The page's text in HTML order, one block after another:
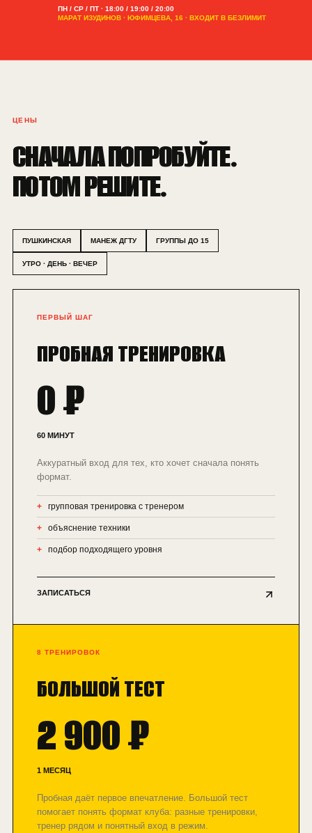
ПН / СР / ПТ · 18:00 / 19:00 / 20:00
МАРАТ ИЗУДИНОВ · ЮФИМЦЕВА, 16 · ВХОДИТ В БЕЗЛИМИТ
ЦЕНЫ
СНАЧАЛА ПОПРОБУЙТЕ.
ПОТОМ РЕШИТЕ.
ПУШКИНСКАЯ МАНЕЖ ДГТУ ГРУППЫ ДО 15
УТРО · ДЕНЬ · ВЕЧЕР
ПЕРВЫЙ ШАГ
ПРОБНАЯ ТРЕНИРОВКА
0 ₽
60 МИНУТ
Аккуратный вход для тех, кто хочет сначала понять
формат.
групповая тренировка с тренером
объяснение техники
подбор подходящего уровня
ЗАПИСАТЬСЯ
8 ТРЕНИРОВОК
БОЛЬШОЙ ТЕСТ
2 900 ₽
1 МЕСЯЦ
Пробная даёт первое впечатление. Большой тест
помогает понять формат клуба: разные тренировки,
тренер рядом и понятный вход в режим.